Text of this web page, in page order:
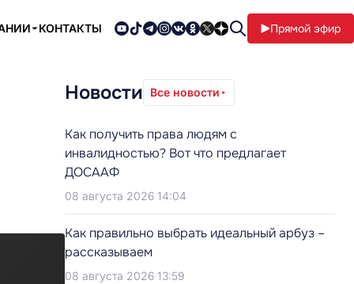
КОНТАКТЫ Прямой эфир
Новости Все новости
Как получить права людям с
инвалидностью? Вот что предлагает
ДОСААФ
08 августа 2026 14:04
Как правильно выбрать идеальный арбуз –
рассказываем
08 августа 2026 13:59